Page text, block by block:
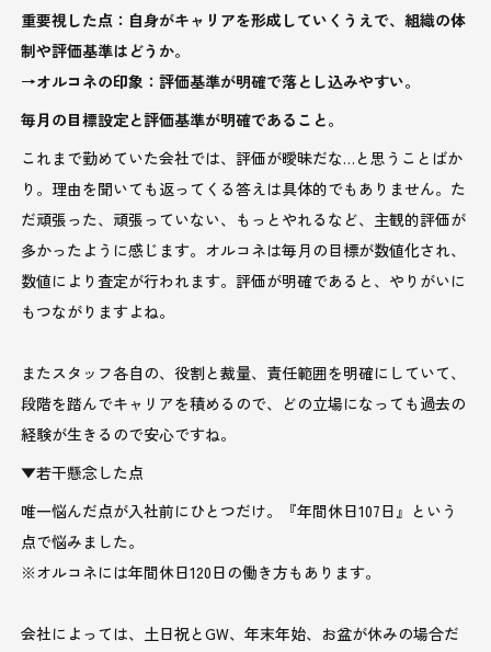
重要視した点：自身がキャリアを形成していくうえで、組織の体
制や評価基準はどうか。
→オルコネの印象：評価基準が明確で落とし込みやすい。
毎月の目標設定と評価基準が明確であること。
これまで勤めていた会社では、評価が曖昧だな…と思うことばか
り。理由を聞いても返ってくる答えは具体的でもありません。た
だ頑張った、頑張っていない、もっとやれるなど、主観的評価が
多かったように感じます。オルコネは毎月の目標が数値化され、
数値により査定が行われます。評価が明確であると、やりがいに
もつながりますよね。
またスタッフ各自の、役割と裁量、責任範囲を明確にしていて、
段階を踏んでキャリアを積めるので、どの立場になっても過去の
経験が生きるので安心ですね。
▼若干懸念した点
唯一悩んだ点が入社前にひとつだけ。『年間休日107日』という
点で悩みました。
※オルコネには年間休日120日の働き方もあります。
会社によっては、土日祝とGW、年末年始、お盆が休みの場合だ